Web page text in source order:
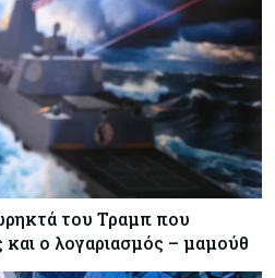
του Τραμπ που
και ο λογαριασμός – μαμούθ